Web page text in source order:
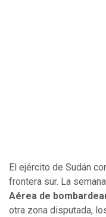
El ejército de Sudán
frontera sur. La
Aérea de
otra zona disputada,